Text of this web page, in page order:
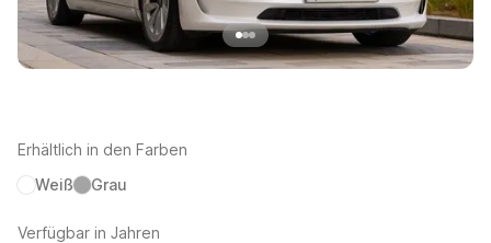
Erhältlich in den Farben
Weiß
Grau
Verfügbar in Jahren